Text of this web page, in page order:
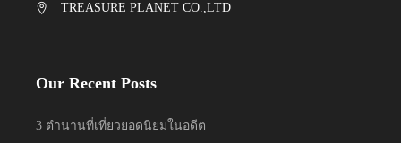
TREASURE PLANET CO.,LTD
Our Recent Posts
3 ตำนานที่เที่ยวยอดนิยมในอดีต